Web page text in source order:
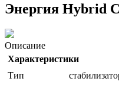
Энергия Нybrid
Описание
Характеристики
Тип